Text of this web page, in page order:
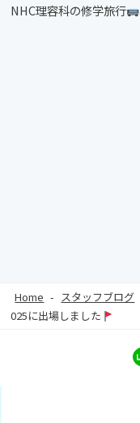
NHC理容科の修学旅行
Home - スタッフブログ
025に出場しました